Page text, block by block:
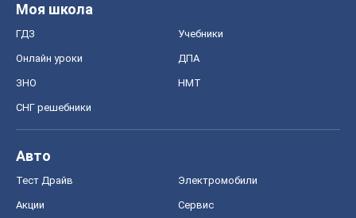
Моя школа
ГДЗ Учебники
Онлайн уроки ДПА
ЗНО НМТ
СНГ решебники
Авто
Тест Драйв Электромобили
Акции Сервис